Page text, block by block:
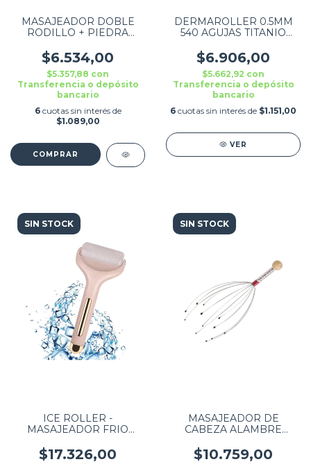
MASAJEADOR DOBLE
RODILLO + PIEDRA
$6.534,00
$5.357,88 con
Transferencia o depósito
bancario
6 cuotas sin interés de
$1.089,00
DERMAROLLER 0.5MM
540 AGUJAS TITANIO
$6.906,00
$5.662,92 con
Transferencia o depósito
bancario
6 cuotas sin interés de $1.151,00
VER
SIN STOCK
ICE ROLLER -
MASAJEADOR FRIO
$17.326,00
SIN STOCK
MASAJEADOR DE
CABEZA ALAMBRE
TENSION CAPILAR
$10.759,00